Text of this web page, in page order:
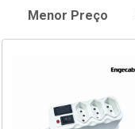
Menor Preço